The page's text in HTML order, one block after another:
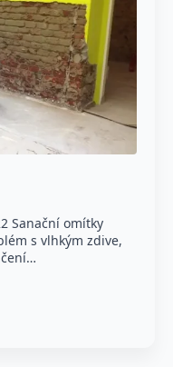
Sanační omítky
s vlhkým zdive,